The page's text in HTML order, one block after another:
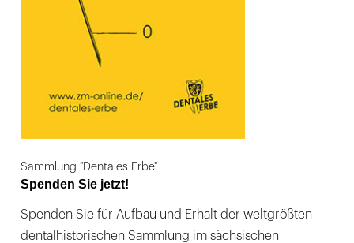
Sammlung "Dentales Erbe"
Spenden Sie jetzt!
Spenden Sie für Aufbau und Erhalt der weltgrößten
dentalhistorischen Sammlung im sächsischen